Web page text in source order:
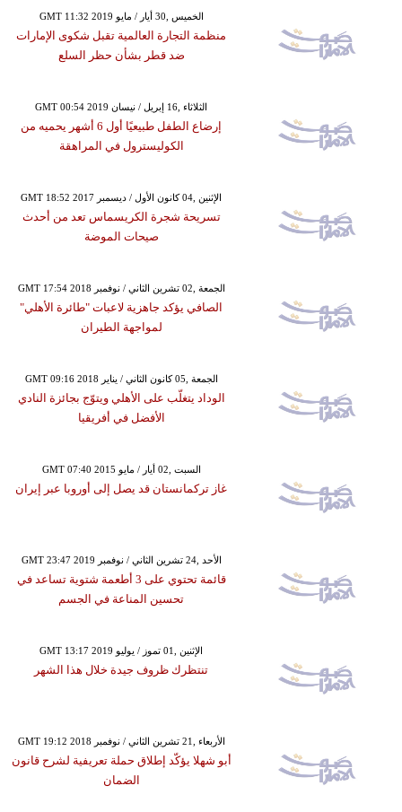
GMT 11:32 2019 الخميس ,30 أيار / مايو
منظمة التجارة العالمية تقبل شكوى الإمارات
ضد قطر بشأن حظر السلع
GMT 00:54 2019 الثلاثاء ,16 إبريل / نيسان
إرضاع الطفل طبيعيًا أول 6 أشهر يحميه من
الكوليسترول في المراهقة
GMT 18:52 2017 الإثنين ,04 كانون الأول / ديسمبر
تسريحة شجرة الكريسماس تعد من أحدث
صيحات الموضة
GMT 17:54 2018 الجمعة ,02 تشرين الثاني / نوفمبر
الصافي يؤكد جاهزية لاعبات "طائرة الأهلي"
لمواجهة الطيران
GMT 09:16 2018 الجمعة ,05 كانون الثاني / يناير
الوداد يتغلّب على الأهلي ويتوّج بجائزة النادي
الأفضل في أفريقيا
GMT 07:40 2015 السبت ,02 أيار / مايو
غاز تركمانستان قد يصل إلى أوروبا عبر إيران
GMT 23:47 2019 الأحد ,24 تشرين الثاني / نوفمبر
قائمة تحتوي على 3 أطعمة شتوية تساعد في
تحسين المناعة في الجسم
GMT 13:17 2019 الإثنين ,01 تموز / يوليو
تنتظرك ظروف جيدة خلال هذا الشهر
GMT 19:12 2018 الأربعاء ,21 تشرين الثاني / نوفمبر
أبو شهلا يؤكّد إطلاق حملة تعريفية لشرح قانون
الضمان